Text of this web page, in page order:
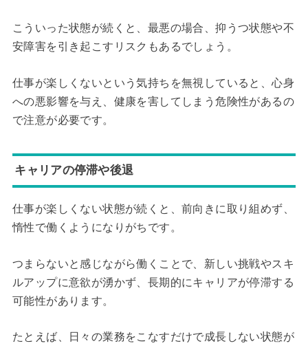
こういった状態が続くと、最悪の場合、抑うつ状態や不
安障害を引き起こすリスクもあるでしょう。
仕事が楽しくないという気持ちを無視していると、心身
への悪影響を与え、健康を害してしまう危険性があるの
で注意が必要です。
キャリアの停滞や後退
仕事が楽しくない状態が続くと、前向きに取り組めず、
惰性で働くようになりがちです。
つまらないと感じながら働くことで、新しい挑戦やスキ
ルアップに意欲が湧かず、長期的にキャリアが停滞する
可能性があります。
たとえば、日々の業務をこなすだけで成長しない状態が